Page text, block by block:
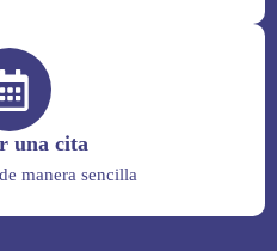
una cita
manera sencilla